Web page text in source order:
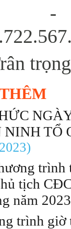
-
NINH TỔ
tịch
năm 2023
trình giờ